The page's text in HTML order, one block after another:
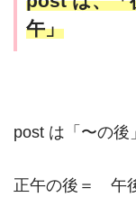
午」
post は「〜の後
正午の後＝ 午